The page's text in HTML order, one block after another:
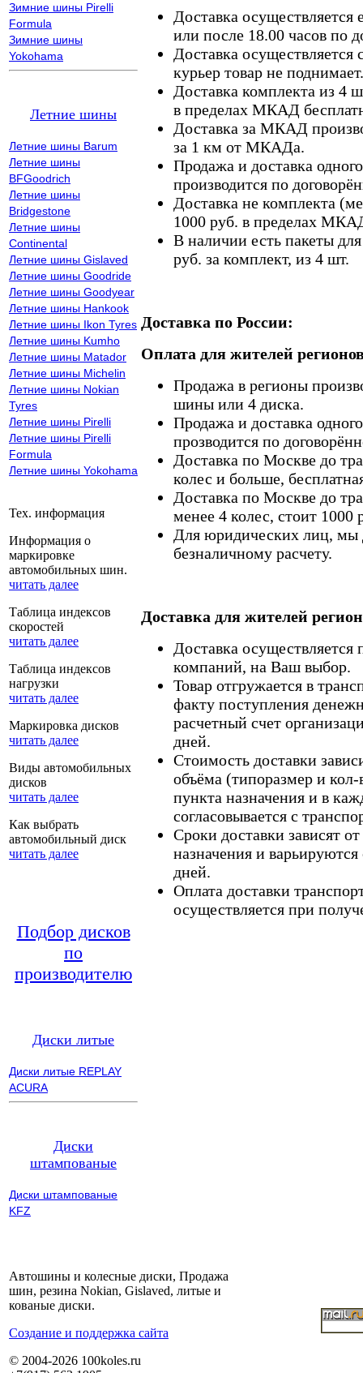
Зимние шины Pirelli
Formula
Зимние шины
Yokohama
Летние шины
Летние шины Barum
Летние шины
BFGoodrich
Летние шины
Bridgestone
Летние шины
Continental
Летние шины Gislaved
Летние шины Goodride
Летние шины Goodyear
Летние шины Hankook
Летние шины Ikon Tyres
Летние шины Kumho
Летние шины Matador
Летние шины Michelin
Летние шины Nokian
Tyres
Летние шины Pirelli
Летние шины Pirelli
Formula
Летние шины Yokohama
Тех. информация
Информация о
маркировке
автомобильных шин.
читать далее
Таблица индексов
скоростей
читать далее
Таблица индексов
нагрузки
читать далее
Маркировка дисков
читать далее
Виды автомобильных
дисков
читать далее
Как выбрать
автомобильный диск
читать далее
Подбор дисков
по
производителю
Диски литые
Диски литые REPLAY
ACURA
Диски
штампованые
Диски штампованые
KFZ
Доставка осуществляется
или после 18.00 часов по
Доставка осуществляется
курьер товар не поднимает.
Доставка комплекта из 4
в пределах МКАД
Доставка за МКАД
за 1 км от МКАДа.
Продажа и доставка
производится по
Доставка не комплекта
1000 руб. в пределах
В наличии есть пакеты
руб. за комплект, из 4 шт.
Доставка по России:
Оплата для жителей
Продажа в регионы
шины или 4 диска.
Продажа и доставка
прозводится по
Доставка по Москве до
колес и больше,
Доставка по Москве до
менее 4 колес, стоит 1000
Для юридических лиц, мы
безналичному расчету.
Доставка для жителей
Доставка
компаний, на Ваш выбор.
Товар отгружается в
факту поступления
расчетный счет
дней.
Стоимость доставки
объёма (типоразмер и кол-
пункта назначения и в
согласовывается с
Сроки доставки зависят
назначения и
дней.
Оплата доставки
осуществляется при
Автошины и колесные диски, Продажа
шин, резина Nokian, Gislaved, литые и
кованые диски.
Cоздание и поддержка сайта
© 2004-2026 100koles.ru